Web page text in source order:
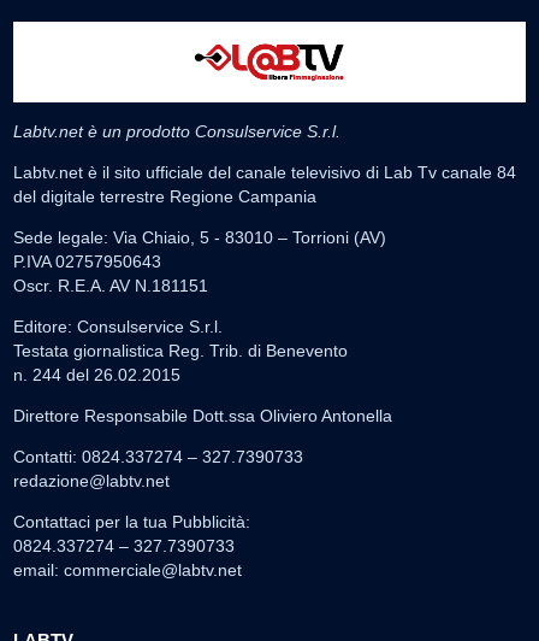
Labtv.net è un prodotto Consulservice S.r.l.
Labtv.net è il sito ufficiale del canale televisivo di Lab Tv canale 84
del digitale terrestre Regione Campania
Sede legale: Via Chiaio, 5 - 83010 – Torrioni (AV)
P.IVA 02757950643
Oscr. R.E.A. AV N.181151
Editore: Consulservice S.r.l.
Testata giornalistica Reg. Trib. di Benevento
n. 244 del 26.02.2015
Direttore Responsabile Dott.ssa Oliviero Antonella
Contatti: 0824.337274 – 327.7390733
redazione@labtv.net
Contattaci per la tua Pubblicità:
0824.337274 – 327.7390733
email: commerciale@labtv.net